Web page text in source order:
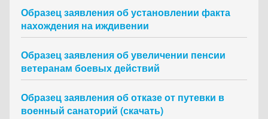
Образец заявления об установлении факта
нахождения на иждивении
Образец заявления об увеличении пенсии
ветеранам боевых действий
Образец заявления об отказе от путевки в
военный санаторий (скачать)